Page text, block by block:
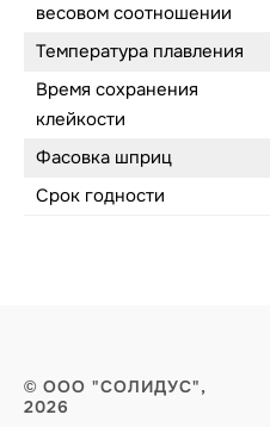
весовом соотношении
Температура плавления
Время сохранения
клейкости
Фасовка шприц
Срок годности
© ООО "СОЛИДУС",
2026